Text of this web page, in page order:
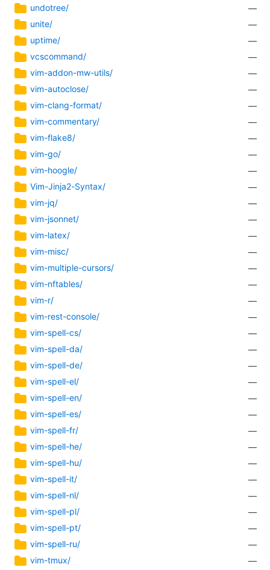
undotree/
—
unite/
—
uptime/
—
vcscommand/
—
vim-addon-mw-utils/
—
vim-autoclose/
—
vim-clang-format/
—
vim-commentary/
—
vim-flake8/
—
vim-go/
—
vim-hoogle/
—
Vim-Jinja2-Syntax/
—
vim-jq/
—
vim-jsonnet/
—
vim-latex/
—
vim-misc/
—
vim-multiple-cursors/
—
vim-nftables/
—
vim-r/
—
vim-rest-console/
—
vim-spell-cs/
—
vim-spell-da/
—
vim-spell-de/
—
vim-spell-el/
—
vim-spell-en/
—
vim-spell-es/
—
vim-spell-fr/
—
vim-spell-he/
—
vim-spell-hu/
—
vim-spell-it/
—
vim-spell-nl/
—
vim-spell-pl/
—
vim-spell-pt/
—
vim-spell-ru/
—
vim-tmux/
—